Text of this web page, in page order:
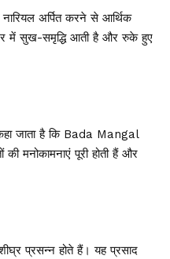
अर्पित करने से आर्थिक
में सुख-समृद्धि आती है और रुके हुए
जाता है कि Bada Mangal
मनोकामनाएं पूरी होती हैं और
प्रसन्न होते हैं। यह प्रसाद